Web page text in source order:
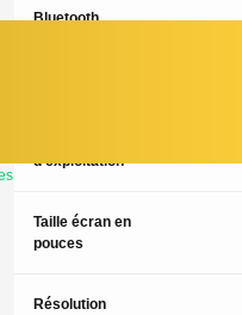
Bluetooth
d'exploitation
Taille écran en
pouces
Résolution